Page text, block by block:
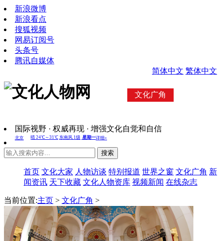
新浪微博
新浪看点
搜狐视频
网易订阅号
头条号
腾讯自媒体
简体中文 繁体中文
文化广角
国际视野 · 权威再现 · 增强文化自觉和自信
搜索
首页 文化大家 人物访谈 特别报道 世界之窗 文化广角 新
闻资讯 天下收藏 文化人物资库 视频新闻 在线杂志
当前位置:主页 > 文化广角 >